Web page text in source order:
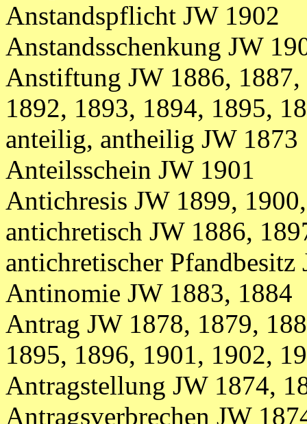
Anstandspflicht JW 1902
Anstandsschenkung JW
Anstiftung JW 1886,
1892, 1893, 1894, 1895,
anteilig, antheilig JW 1873
Anteilsschein JW 1901
Antichresis JW 1899,
antichretisch JW 1886,
antichretischer Pfandbesitz
Antinomie JW 1883, 1884
Antrag JW 1878, 1879,
1895, 1896, 1901, 1902,
Antragstellung JW 1874,
Antragsverbrechen JW